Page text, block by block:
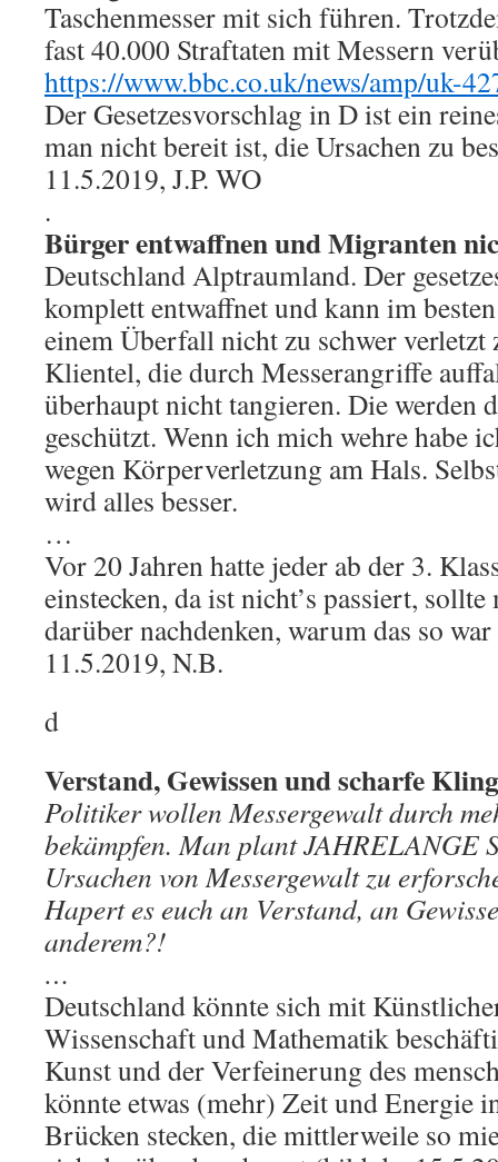
Taschenmesser mit sich führen.
fast 40.000 Straftaten mit Messern
https://www.bbc.co.uk/news/amp/uk-
Der Gesetzesvorschlag in D ist ein
man nicht bereit ist, die Ursachen zu
11.5.2019, J.P. WO
.
Bürger entwaffnen und Migranten
Deutschland Alptraumland. Der
komplett entwaffnet und kann im
einem Überfall nicht zu schwer verletzt
Klientel, die durch Messerangriffe
überhaupt nicht tangieren. Die werden
geschützt. Wenn ich mich wehre habe
wegen Körperverletzung am Hals.
wird alles besser.
…
Vor 20 Jahren hatte jeder ab der 3.
einstecken, da ist nicht’s passiert,
darüber nachdenken, warum das so war
11.5.2019, N.B.
d
Verstand, Gewissen und scharfe
Politiker wollen Messergewalt durch
bekämpfen. Man plant JAHRELANGE
Ursachen von Messergewalt zu
Hapert es euch an Verstand, an
anderem?!
…
Deutschland könnte sich mit
Wissenschaft und Mathematik
Kunst und der Verfeinerung des
könnte etwas (mehr) Zeit und Energie
Brücken stecken, die mittlerweile so